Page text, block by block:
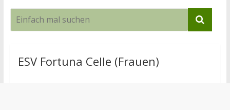
ESV Fortuna Celle (Frauen)